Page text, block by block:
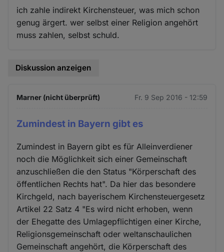
ich zahle indirekt Kirchensteuer, was mich schon
genug ärgert. wer selbst einer Religion angehört
muss zahlen, selbst schuld.
Diskussion anzeigen
Marner (nicht überprüft) Fr. 9 Sep 2016 - 12:59
Zumindest in Bayern gibt es
Zumindest in Bayern gibt es für Alleinverdiener
noch die Möglichkeit sich einer Gemeinschaft
anzuschließen die den Status "Körperschaft des
öffentlichen Rechts hat". Da hier das besondere
Kirchgeld, nach bayerischem Kirchensteuergesetz
Artikel 22 Satz 4 "Es wird nicht erhoben, wenn
der Ehegatte des Umlagepflichtigen einer Kirche,
Religionsgemeinschaft oder weltanschaulichen
Gemeinschaft angehört, die Körperschaft des